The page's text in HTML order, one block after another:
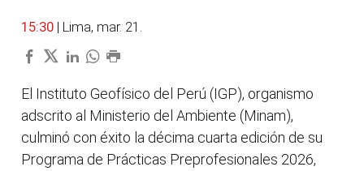
15:30 | Lima, mar. 21.
El Instituto Geofísico del Perú (IGP), organismo
adscrito al Ministerio del Ambiente (Minam),
culminó con éxito la décima cuarta edición de su
Programa de Prácticas Preprofesionales 2026,